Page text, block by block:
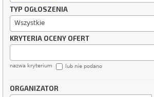
TYP OGŁOSZENIA
Wszystkie
KRYTERIA OCENY OFERT
nazwa kryterium lub nie podano
ORGANIZATOR